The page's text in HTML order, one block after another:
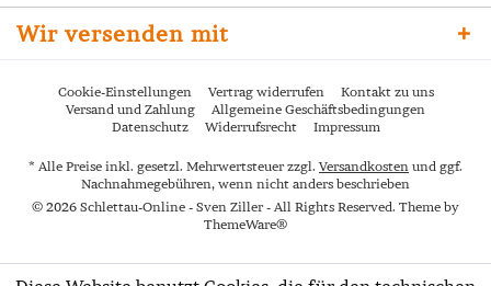
Wir versenden mit
Cookie-Einstellungen Vertrag widerrufen
Kontakt zu uns
Versand und Zahlung
Allgemeine Geschäftsbedingungen
Datenschutz
Widerrufsrecht Impressum
* Alle Preise inkl. gesetzl. Mehrwertsteuer zzgl. Versandkosten und ggf.
Nachnahmegebühren, wenn nicht anders beschrieben
© 2026 Schlettau-Online - Sven Ziller - All Rights Reserved. Theme by
ThemeWare®